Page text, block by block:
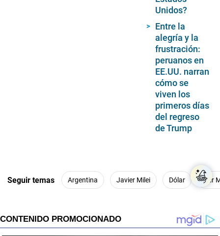
Unidos?
Entre la
alegría y la
frustración:
peruanos en
EE.UU. narran
cómo se
viven los
primeros días
del regreso
de Trump
Seguir temas Argentina Javier Milei Dólar Ver